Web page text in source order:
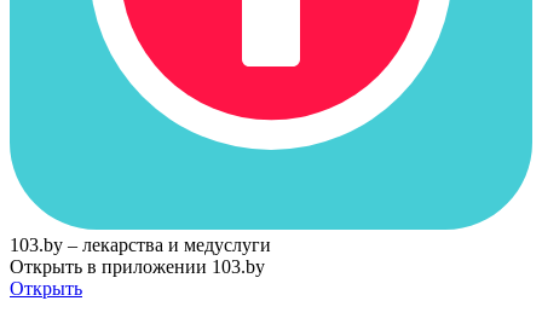
103.by – лекарства и медуслуги
Открыть в приложении 103.by
Открыть